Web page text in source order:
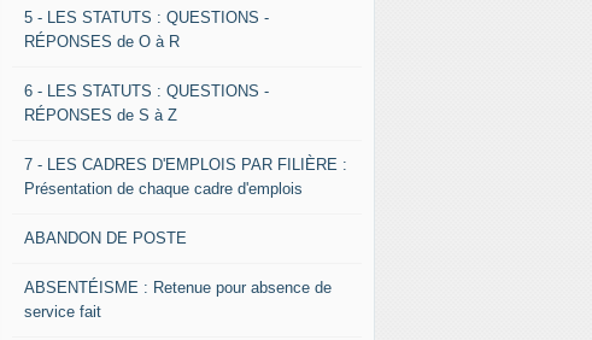
5 - LES STATUTS : QUESTIONS -
RÉPONSES de O à R
6 - LES STATUTS : QUESTIONS -
RÉPONSES de S à Z
7 - LES CADRES D'EMPLOIS PAR FILIÈRE :
Présentation de chaque cadre d'emplois
ABANDON DE POSTE
ABSENTÉISME : Retenue pour absence de
service fait